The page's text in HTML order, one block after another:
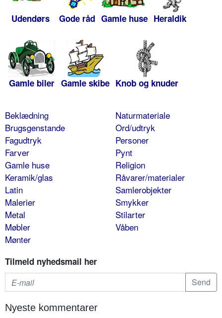
Udendørs Gode råd Gamle huse Heraldik
Gamle biler Gamle skibe Knob og knuder
Beklædning
Brugsgenstande
Fagudtryk
Farver
Gamle huse
Keramik/glas
Latin
Malerier
Metal
Møbler
Mønter
Naturmateriale
Ord/udtryk
Personer
Pynt
Religion
Råvarer/materialer
Samlerobjekter
Smykker
Stilarter
Våben
Tilmeld nyhedsmail her
Nyeste kommentarer